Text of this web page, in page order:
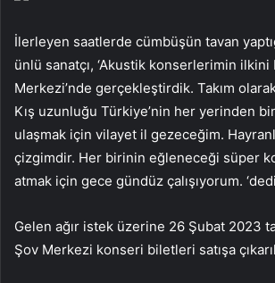
İlerleyen saatlerde cümbüşün tavan
ünlü sanatçı, ‘Akustik konserlerimin ilkini
Merkezi’nde gerçekleştirdik. Takım
Kış uzunluğu Türkiye’nin her yerinden
ulaşmak için vilayet il gezeceğim.
çizgimdir. Her birinin eğleneceği süper
atmak için gece gündüz çalışıyorum.
Gelen ağır istek üzerine 26 Şubat 2023
Şov Merkezi konseri biletleri satışa